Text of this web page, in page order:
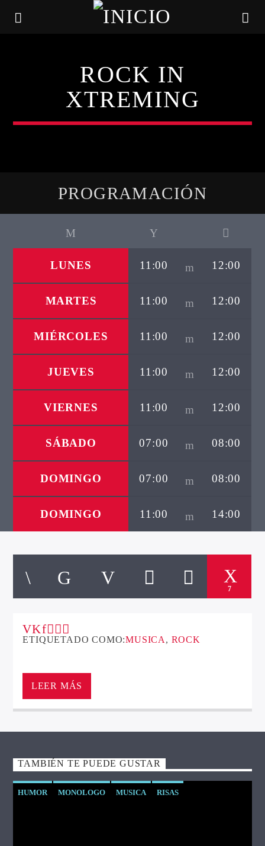
ROCK IN
XTREMING
PROGRAMACIÓN
LUNES 11:00 12:00
MARTES 11:00 12:00
MIÉRCOLES 11:00 12:00
JUEVES 11:00 12:00
VIERNES 11:00 12:00
SÁBADO 07:00 08:00
DOMINGO 07:00 08:00
DOMINGO 11:00 14:00
7
ETIQUETADO COMO:MUSICA , ROCK
XTREMING RADIO.
LEER MÁS
TAMBIÉN TE PUEDE GUSTAR
HUMOR MONOLOGO MUSICA RISAS